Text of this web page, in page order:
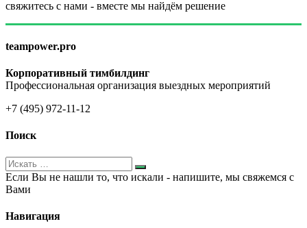
свяжитесь с нами - вместе мы найдём решение
teampower.pro
Корпоративный тимбилдинг
Профессиональная организация выездных мероприятий
+7 (495) 972-11-12
Поиск
Если Вы не нашли то, что искали - напишите, мы свяжемся с
Вами
Навигация